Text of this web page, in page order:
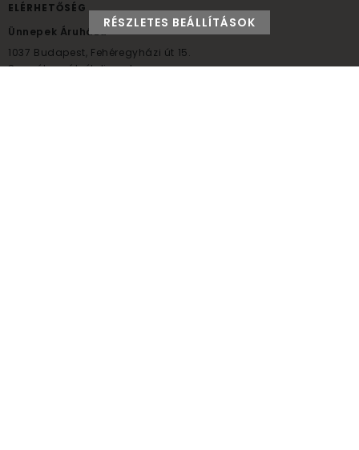
ELÉRHETŐSÉG
Ünnepek Áruháza
1037 Budapest, Fehéregyházi út 15.
Személyes átvételi pont
RÉSZLETES BEÁLLÍTÁSOK